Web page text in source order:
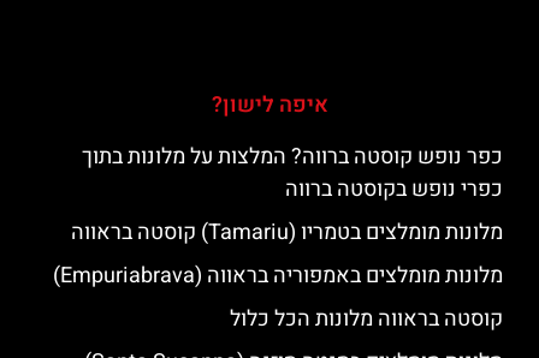
איפה לישון?
כפר נופש קוסטה ברווה? המלצות על מלונות בתוך
כפרי נופש בקוסטה ברווה
מלונות מומלצים בטמריו (Tamariu) קוסטה בראווה
מלונות מומלצים באמפוריה בראווה (Empuriabrava)
קוסטה בראווה מלונות הכל כלול